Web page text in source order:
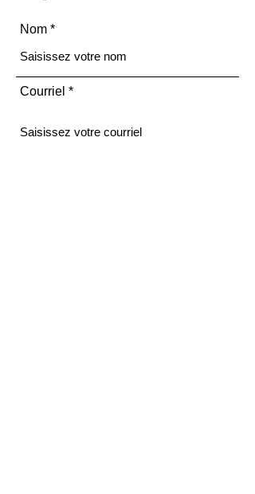
Nom
Courriel